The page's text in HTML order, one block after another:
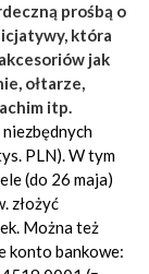
prośbą o
która
jak
ołtarze,
itp.
PLN). W tym
(do 26 maja)
złożyć
Można też
konto bankowe: